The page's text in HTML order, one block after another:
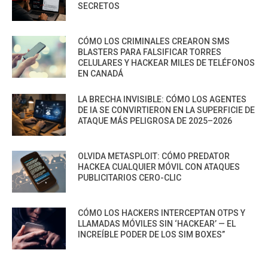
SECRETOS
CÓMO LOS CRIMINALES CREARON SMS
BLASTERS PARA FALSIFICAR TORRES
CELULARES Y HACKEAR MILES DE TELÉFONOS
EN CANADÁ
LA BRECHA INVISIBLE: CÓMO LOS AGENTES
DE IA SE CONVIRTIERON EN LA SUPERFICIE DE
ATAQUE MÁS PELIGROSA DE 2025–2026
OLVIDA METASPLOIT: CÓMO PREDATOR
HACKEA CUALQUIER MÓVIL CON ATAQUES
PUBLICITARIOS CERO-CLIC
CÓMO LOS HACKERS INTERCEPTAN OTPS Y
LLAMADAS MÓVILES SIN ‘HACKEAR’ — EL
INCREÍBLE PODER DE LOS SIM BOXES”